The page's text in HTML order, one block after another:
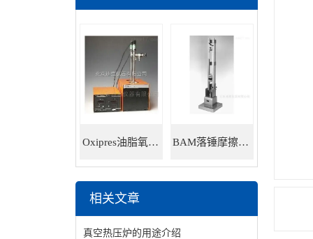
Oxipres油脂氧化稳定性仪 BAM落锤摩擦感度仪
相关文章
真空热压炉的用途介绍